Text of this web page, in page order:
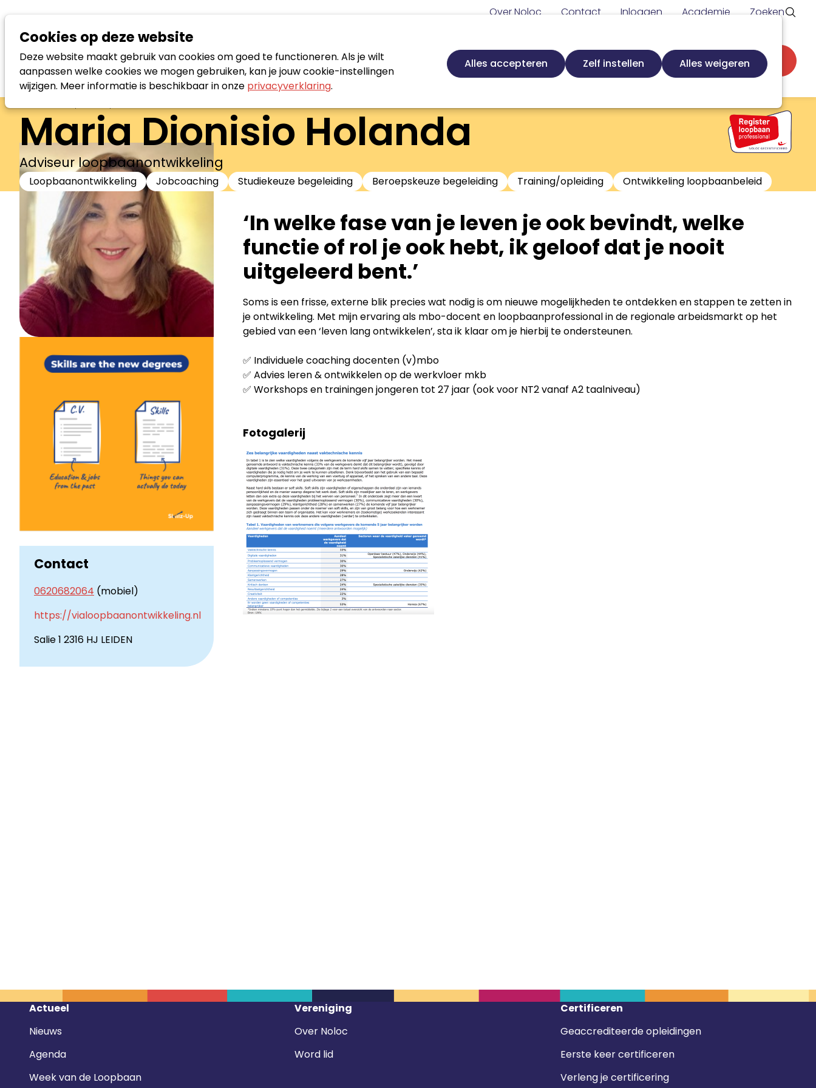
Cookies op deze website
Deze website maakt gebruik van cookies om goed te functioneren. Als je wilt
aanpassen welke cookies we mogen gebruiken, kan je jouw cookie-instellingen
wijzigen. Meer informatie is beschikbaar in onze privacyverklaring.
Alles accepteren Zelf instellen Alles weigeren
Nieuws Agenda Certificeren Vakgebied
Secundaire
navigatieZoek loopbaanspecialist Word lid
Meta
Over Noloc Contact Inloggen Academie Zoeken
Maria Dionisio Holanda
Adviseur loopbaanontwikkeling
Loopbaanontwikkeling Jobcoaching Studiekeuze begeleiding Beroepskeuze begeleiding Training/opleiding Ontwikkeling loopbaanbeleid
Contact
0620682064 (mobiel)
https://vialoopbaanontwikkeling.nl
Salie 1 2316 HJ LEIDEN
‘In welke fase van je leven je ook bevindt, welke
functie of rol je ook hebt, ik geloof dat je nooit
uitgeleerd bent.’
Soms is een frisse, externe blik precies wat nodig is om nieuwe mogelijkheden te ontdekken en stappen te zetten in
je ontwikkeling. Met mijn ervaring als mbo-docent en loopbaanprofessional in de regionale arbeidsmarkt op het
gebied van een ‘leven lang ontwikkelen’, sta ik klaar om je hierbij te ondersteunen.
✅ Individuele coaching docenten (v)mbo
✅ Advies leren & ontwikkelen op de werkvloer mkb
✅ Workshops en trainingen jongeren tot 27 jaar (ook voor NT2 vanaf A2 taalniveau)
Fotogalerij
Footer
Actueel
Nieuws
Agenda
Week van de Loopbaan
Vereniging
Over Noloc
Word lid
Certificeren
Geaccrediteerde opleidingen
Eerste keer certificeren
Verleng je certificering